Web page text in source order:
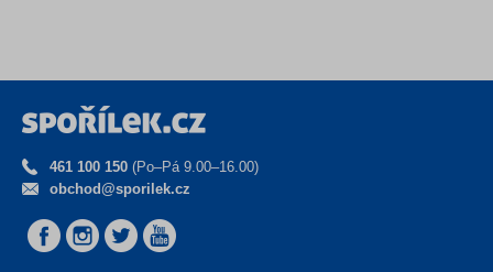
461 100 150 (Po–Pá 9.00–16.00)
obchod@sporilek.cz